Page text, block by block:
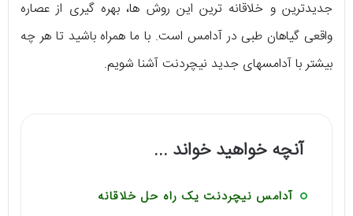
جدیدترین و خلاقانه ترین این روش ها، بهره گیری از عصاره
واقعی گیاهان طبی در آدامس است. با ما همراه باشید تا هر چه
بیشتر با آدامسهای جدید نیچردنت آشنا شویم.
آنچه خواهید خواند ...
آدامس نیچردنت یک راه حل خلاقانه